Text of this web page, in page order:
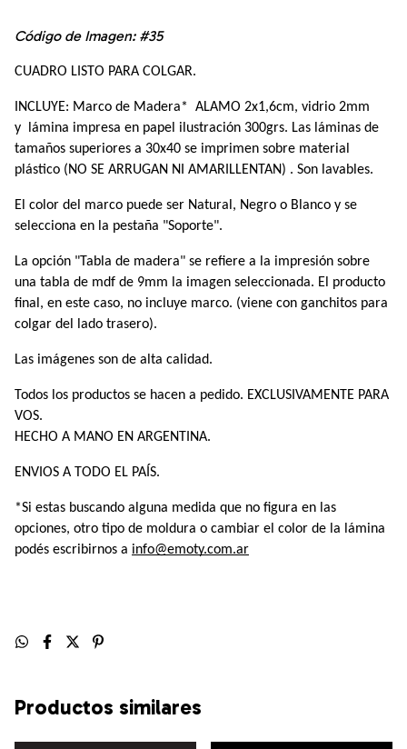
Código de Imagen: #35
CUADRO LISTO PARA COLGAR.
INCLUYE: Marco de Madera*  ALAMO 2x1,6cm, vidrio 2mm
y  lámina impresa en papel ilustración 300grs. Las láminas de
tamaños superiores a 30x40 se imprimen sobre material
plástico (NO SE ARRUGAN NI AMARILLENTAN) . Son lavables.
El color del marco puede ser Natural, Negro o Blanco y se
selecciona en la pestaña "Soporte".
La opción "Tabla de madera" se refiere a la impresión sobre
una tabla de mdf de 9mm la imagen seleccionada. El producto
final, en este caso, no incluye marco. (viene con ganchitos para
colgar del lado trasero).
Las imágenes son de alta calidad.
Todos los productos se hacen a pedido. EXCLUSIVAMENTE PARA
VOS.
HECHO A MANO EN ARGENTINA.
ENVIOS A TODO EL PAÍS.
*Si estas buscando alguna medida que no figura en las
opciones, otro tipo de moldura o cambiar el color de la lámina
podés escribirnos a info@emoty.com.ar
Productos similares